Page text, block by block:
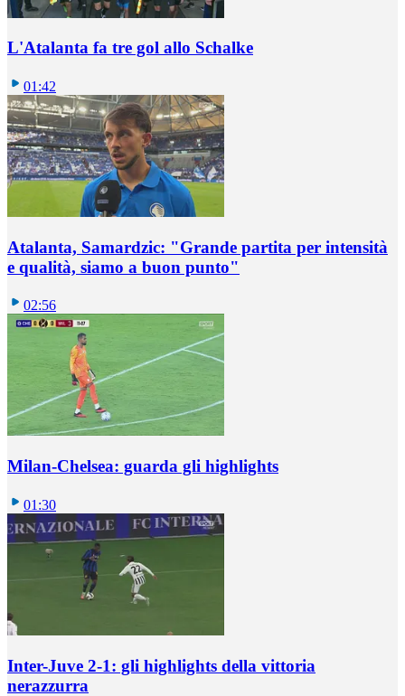
L'Atalanta fa tre gol allo Schalke
01:42
Atalanta, Samardzic: "Grande partita per intensità
e qualità, siamo a buon punto"
02:56
Milan-Chelsea: guarda gli highlights
01:30
Inter-Juve 2-1: gli highlights della vittoria
nerazzurra